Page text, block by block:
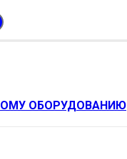
ОБОРУДОВАНИЮ